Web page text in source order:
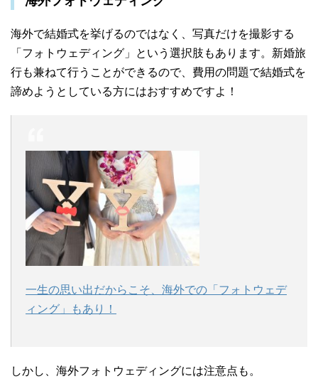
海外で結婚式を挙げるのではなく、写真だけを撮影する
「フォトウェディング」という選択肢もあります。新婚旅
行も兼ねて行うことができるので、費用の問題で結婚式を
諦めようとしている方にはおすすめですよ！
一生の思い出だからこそ、海外での「フォトウェデ
ィング」もあり！
しかし、海外フォトウェディングには注意点も。